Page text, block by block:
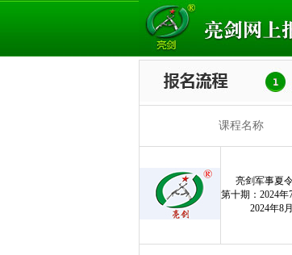
课程名称
亮剑军事夏
第十期：2024
2024年8